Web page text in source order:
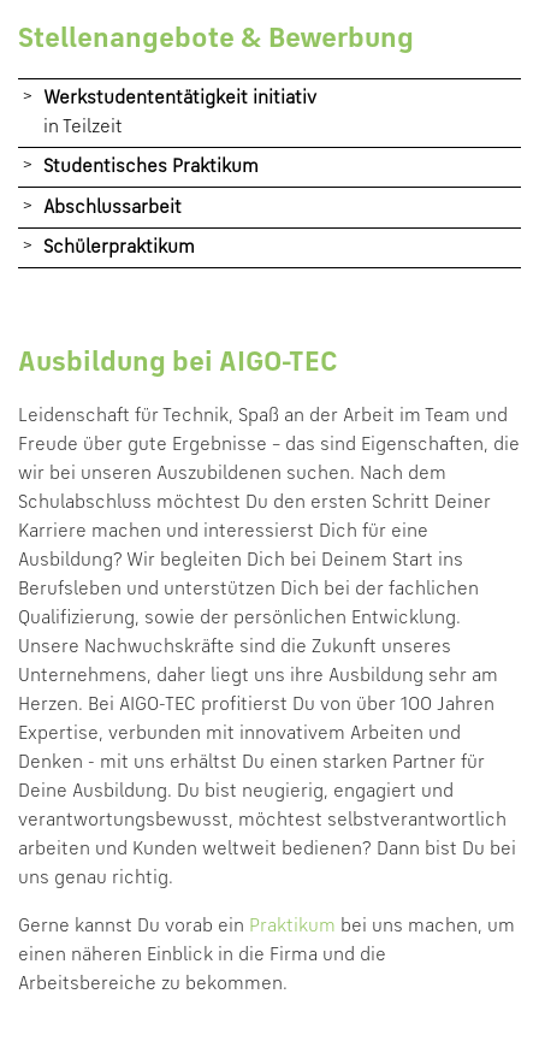
Stellenangebote & Bewerbung
Werkstudententätigkeit initiativ
in Teilzeit
Studentisches Praktikum
Abschlussarbeit
Schülerpraktikum
Ausbildung bei AIGO-TEC
Leidenschaft für Technik, Spaß an der Arbeit im Team und
Freude über gute Ergebnisse – das sind Eigenschaften, die
wir bei unseren Auszubildenen suchen. Nach dem
Schulabschluss möchtest Du den ersten Schritt Deiner
Karriere machen und interessierst Dich für eine
Ausbildung? Wir begleiten Dich bei Deinem Start ins
Berufsleben und unterstützen Dich bei der fachlichen
Qualifizierung, sowie der persönlichen Entwicklung.
Unsere Nachwuchskräfte sind die Zukunft unseres
Unternehmens, daher liegt uns ihre Ausbildung sehr am
Herzen. Bei AIGO-TEC profitierst Du von über 100 Jahren
Expertise, verbunden mit innovativem Arbeiten und
Denken - mit uns erhältst Du einen starken Partner für
Deine Ausbildung. Du bist neugierig, engagiert und
verantwortungsbewusst, möchtest selbstverantwortlich
arbeiten und Kunden weltweit bedienen? Dann bist Du bei
uns genau richtig.
Gerne kannst Du vorab ein Praktikum bei uns machen, um
einen näheren Einblick in die Firma und die
Arbeitsbereiche zu bekommen.